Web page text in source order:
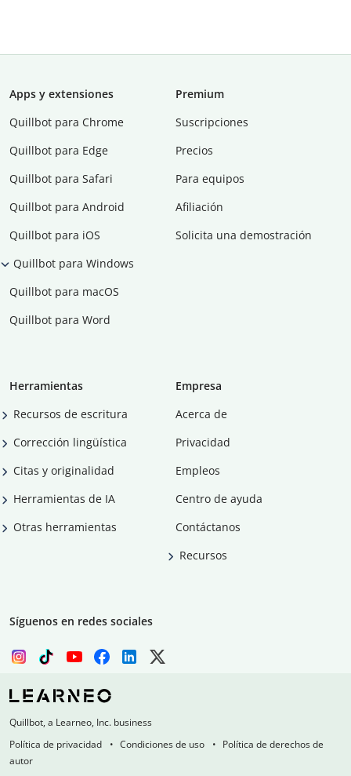
Apps y extensiones
Quillbot para Chrome
Quillbot para Edge
Quillbot para Safari
Quillbot para Android
Quillbot para iOS
Quillbot para Windows
Quillbot para macOS
Quillbot para Word
Premium
Suscripciones
Precios
Para equipos
Afiliación
Solicita una demostración
Herramientas
Recursos de escritura
Corrección lingüística
Citas y originalidad
Herramientas de IA
Otras herramientas
Empresa
Acerca de
Privacidad
Empleos
Centro de ayuda
Contáctanos
Recursos
Síguenos en redes sociales
Quillbot, a Learneo, Inc. business
Política de privacidad
Condiciones de uso
Política de derechos de
autor